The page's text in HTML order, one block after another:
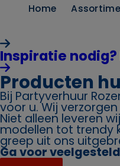
Home
Inspiratie
Producten
Bij Partyverhuur
voor u. Wij
Niet alleen leveren
modellen tot trendy
greep uit ons
Ga voor